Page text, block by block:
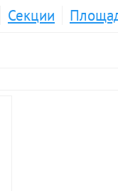
Секции